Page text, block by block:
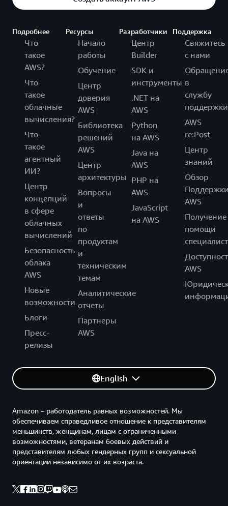
Подробнее
Что
такое
AWS?
Что
такое
облачные
вычисления?
Что
такое
агентный
ИИ?
Центр
концепций
в сфере
облачных
вычислений
Безопасность
облака
AWS
Новые
возможности
Блоги
Пресс-
релизы
Ресурсы
Начало
работы
Обучение
Центр
доверия
AWS
Библиотека
решений
AWS
Центр
архитектуры
Вопросы
и
ответы
по
продуктам
и
техническим
темам
Аналитические
отчеты
Партнеры
AWS
Разработчики
Центр
Builder
SDK и
инструменты
.NET на
AWS
Python
на AWS
Java на
AWS
PHP на
AWS
JavaScript
на AWS
Поддержка
Свяжитесь
с нами
в
службу
поддержки
AWS
re:Post
Центр
знаний
Обзор
AWS
Получение
помощи
AWS
English
Amazon – работодатель равных возможностей. Мы
обеспечиваем справедливое отношение к представителям
меньшинств, женщинам, лицам с ограниченными
возможностями, ветеранам боевых действий и
представителям любых гендерных групп и сексуальной
ориентации независимо от их возраста.